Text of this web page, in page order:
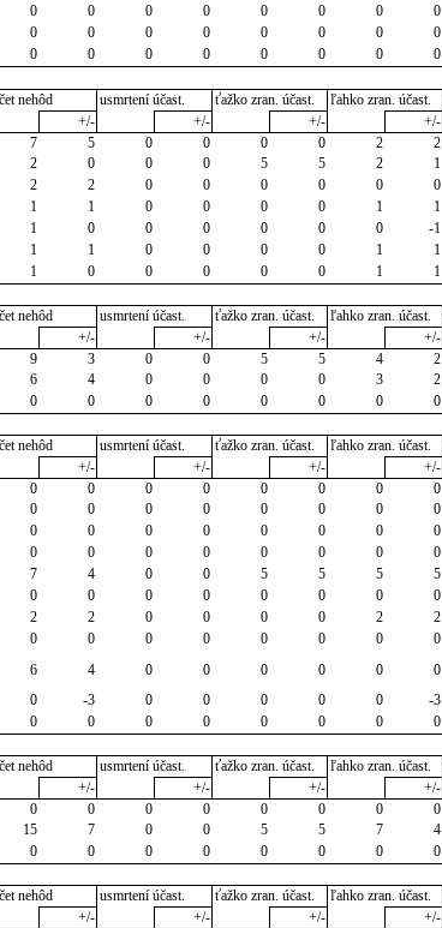
0 0 0 0 0 0 0 0
0 0 0 0 0 0 0 0
0 0 0 0 0 0 0 0
nehôd usmrtení účast. ťažko zran. účast. ľahko zran. účast.
+/-
+/- +/- +/-
7 5 0 0 0 0 2 2
2 0 0 0 5 5 2 1
2 2 0 0 0 0 0 0
1 1 0 0 0 0 1 1
1 0 0 0 0 0 0 -1
1 1 0 0 0 0 1 1
1 0 0 0 0 0 1 1
nehôd usmrtení účast. ťažko zran. účast. ľahko zran. účast.
+/-
+/- +/- +/-
9 3 0 0 5 5 4 2
6 4 0 0 0 0 3 2
0 0 0 0 0 0 0 0
nehôd usmrtení účast. ťažko zran. účast. ľahko zran. účast.
+/-
+/- +/- +/-
0 0 0 0 0 0 0 0
0 0 0 0 0 0 0 0
0 0 0 0 0 0 0 0
0 0 0 0 0 0 0 0
7 4 0 0 5 5 5 5
0 0 0 0 0 0 0 0
2 2 0 0 0 0 2 2
0 0 0 0 0 0 0 0
6 4 0 0 0 0 0 0
0 -3 0 0 0 0 0 -3
0 0 0 0 0 0 0 0
nehôd usmrtení účast. ťažko zran. účast. ľahko zran. účast.
+/-
+/- +/- +/-
0 0 0 0 0 0 0 0
15 7 0 0 5 5 7 4
0 0 0 0 0 0 0 0
nehôd usmrtení účast. ťažko zran. účast. ľahko zran. účast.
+/-
+/- +/- +/-